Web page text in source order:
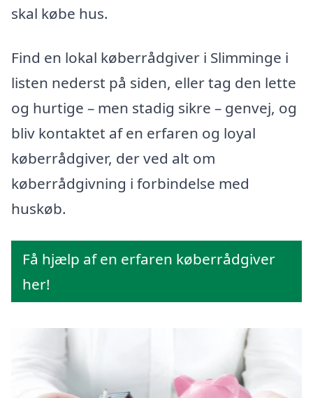
skal købe hus.
Find en lokal køberrådgiver i Slimminge i
listen nederst på siden, eller tag den lette
og hurtige – men stadig sikre – genvej, og
bliv kontaktet af en erfaren og loyal
køberrådgiver, der ved alt om
køberrådgivning i forbindelse med
huskøb.
Få hjælp af en erfaren køberrådgiver
her!